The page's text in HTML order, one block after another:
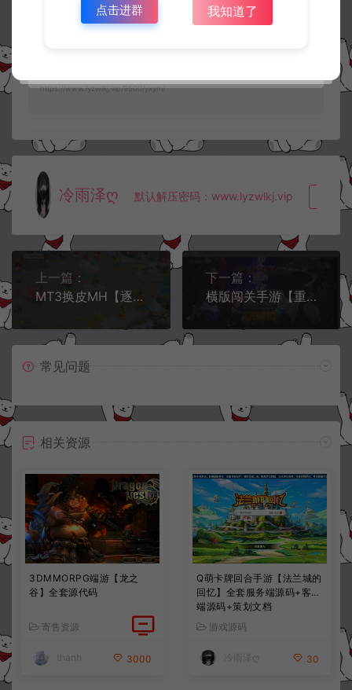
业用途，请大家不要用于商用！
侵权联系邮箱：32838727@qq.com
https://www.lyzwlkj.vip/9500/yxym/
冷雨泽ღ 默认解压密码：www.lyzwlkj.vip 复
上一篇：
MT3换皮MH【逐梦西游】全套源码
下一篇：
横版闯关手游【重返阿拉德定制版】双端客户端源码
常见问题
相关资源
3DMMORPG端游【龙之
谷】全套源代码
寄售资源
thanh 3000
Q萌卡牌回合手游【法兰城的
回忆】全套服务端源码+客户
端源码+策划文档
游戏源码
冷雨泽ღ 30
点击进群 我知道了